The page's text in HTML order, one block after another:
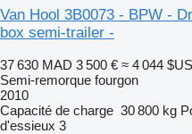
Van Hool 3B0073 - BPW -
box semi-trailer -
37 630 MAD 3 500 € ≈ 4 044 $US
Semi-remorque fourgon
2010
Capacité de charge 30 800 kg
d'essieux 3